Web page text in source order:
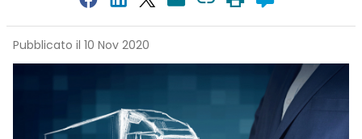
Pubblicato il 10 Nov 2020